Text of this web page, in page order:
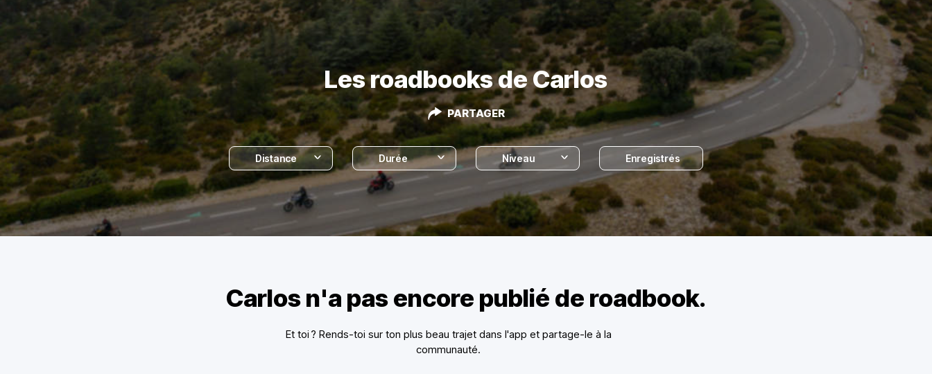
Les roadbooks de Carlos
PARTAGER
Distance Durée Niveau Enregistrés
Carlos n'a pas encore publié de roadbook.
Et toi ? Rends-toi sur ton plus beau trajet dans l'app et partage-le à la
communauté.